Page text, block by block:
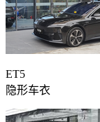
ET5
隐形车衣